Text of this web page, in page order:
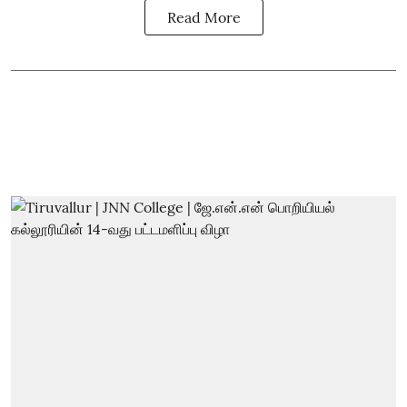
Read More